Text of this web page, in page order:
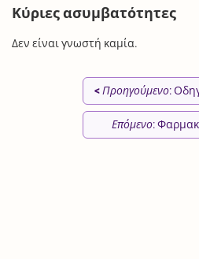
Κύριες ασυμβατότητες
Δεν είναι γνωστή καμία.
< Προηγούμενο:
Επόμενο: